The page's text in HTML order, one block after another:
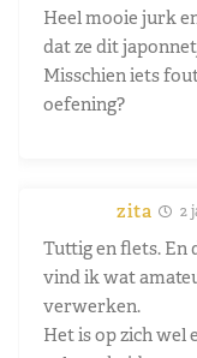
Heel mooie jurk
dat ze dit
Misschien iets
oefening?
zita 2
Tuttig en flets. En
vind ik wat
verwerken.
Het is op zich wel